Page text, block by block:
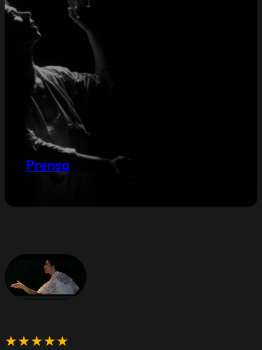
Prensa
★★★★★